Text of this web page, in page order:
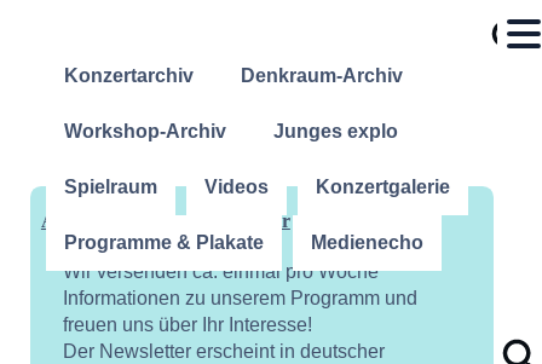
Konzertarchiv Denkraum-Archiv
Workshop-Archiv Junges explo
Spielraum Videos Konzertgalerie
Programme & Plakate Medienecho
Abonniere unseren Newsletter
Wir versenden ca. einmal pro Woche
Informationen zu unserem Programm und
freuen uns über Ihr Interesse!
Der Newsletter erscheint in deutscher